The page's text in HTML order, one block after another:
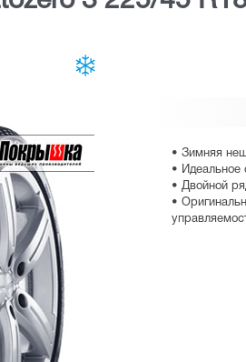
• Зимняя
• Идеальное
• Двойной
•